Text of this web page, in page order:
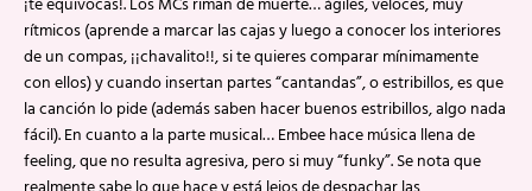
rítmicos (aprende a marcar las cajas y luego a conocer los interiores
de un compas, ¡¡chavalito!!, si te quieres comparar mínimamente
con ellos) y cuando insertan partes “cantandas”, o estribillos, es que
la canción lo pide (además saben hacer buenos estribillos, algo nada
fácil). En cuanto a la parte musical… Embee hace música llena de
feeling, que no resulta agresiva, pero si muy “funky”. Se nota que